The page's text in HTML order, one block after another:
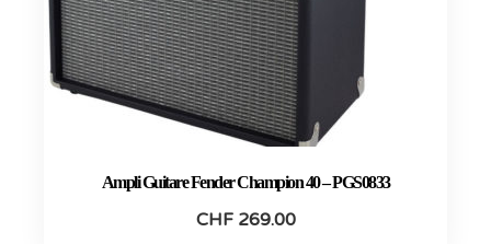
Ampli Guitare Fender Champion 40 – PGS0833
CHF269.00